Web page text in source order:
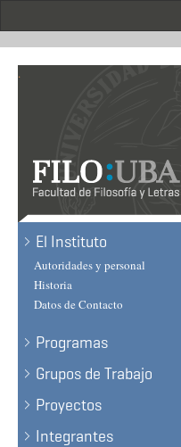
.
El Instituto
Autoridades y personal
Historia
Datos de Contacto
Programas
Grupos de Trabajo
Proyectos
Integrantes